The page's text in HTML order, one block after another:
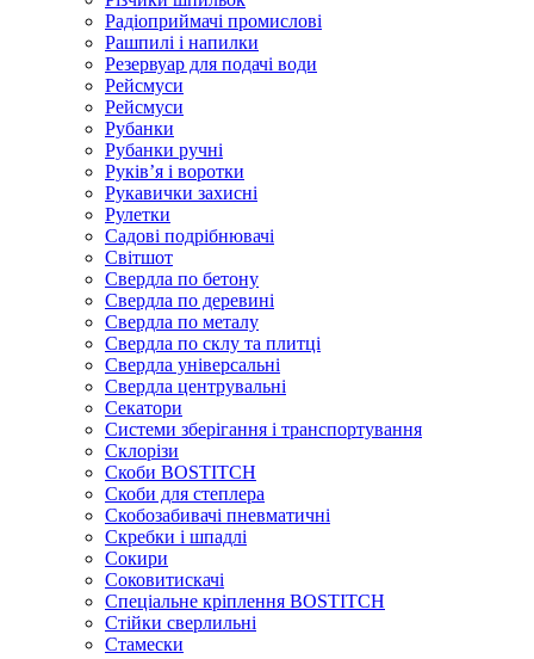
Радіоприймачі промислові
Рашпилі і напилки
Резервуар для подачі води
Рейсмуси
Рейсмуси
Рубанки
Рубанки ручні
Руківʼя і воротки
Рукавички захисні
Рулетки
Садові подрібнювачі
Світшот
Свердла по бетону
Свердла по деревині
Свердла по металу
Свердла по склу та плитці
Свердла універсальні
Свердла центрувальні
Секатори
Системи зберігання і транспортування
Склорізи
Скоби BOSTITCH
Скоби для степлера
Скобозабивачі пневматичні
Скребки і шпадлі
Сокири
Соковитискачі
Спеціальне кріплення BOSTITCH
Стійки сверлильні
Стамески